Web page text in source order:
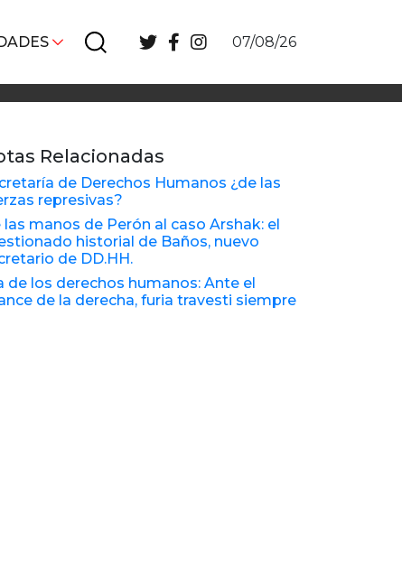
07/08/26
Relacionadas
de Derechos Humanos ¿de las
represivas?
las manos de Perón al caso Arshak: el
historial de Baños, nuevo
de DD.HH.
de los derechos humanos: Ante el
de la derecha, furia travesti siempre